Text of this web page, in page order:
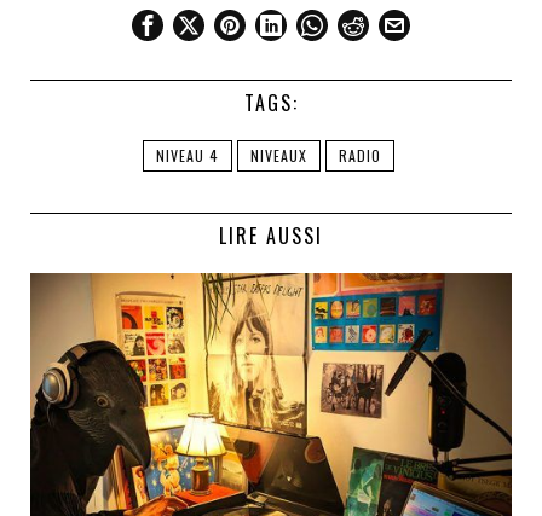
TAGS:
NIVEAU 4 NIVEAUX RADIO
LIRE AUSSI